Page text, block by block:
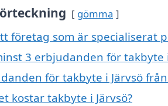
gömma
företag som är specialiserat
3 erbjudanden för takbyte
för takbyte i Järvsö
kostar takbyte i Järvsö?